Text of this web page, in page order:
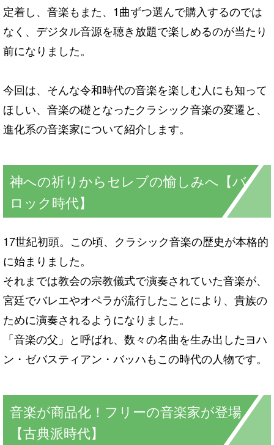
定着し、音楽もまた、1曲ずつ選んで購入するのでは
なく、デジタル音源を聴き放題で楽しめるのが当たり
前になりました。
今回は、そんな令和時代の音楽を楽しむ人にも知って
ほしい、音楽の礎となったクラシック音楽の変遷と、
進化系の音楽家について紹介します。
神への祈りからセレブの愉しみへ【バ
ロック時代】
17世紀初頭。この頃、クラシック音楽の歴史が本格的
に始まりました。
それまでは教会の宗教儀式で演奏されていた音楽が、
宮廷でバレエやオペラが流行したことにより、貴族の
ために演奏されるようになりました。
「音楽の父」と呼ばれ、数々の名曲を生み出したヨハ
ン・ゼバスティアン・バッハもこの時代の人物です。
音楽が商品化！フリーの音楽家が登場
【古典派時代】